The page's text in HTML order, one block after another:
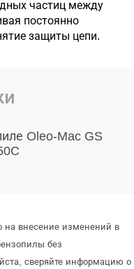
частиц между
постоянно
защиты цепи.
Oleo-Mac GS
на внесение изменений в
без
сверяйте информацию о